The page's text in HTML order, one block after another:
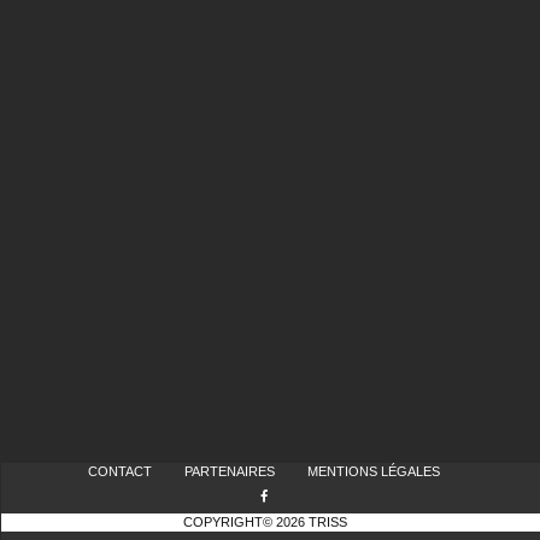
CONTACT PARTENAIRES MENTIONS LÉGALES
COPYRIGHT© 2026 TRISS